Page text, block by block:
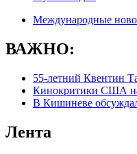
Международные
ВАЖНО:
55-летний Квентин
Кинокритики США
В Кишиневе
Лента